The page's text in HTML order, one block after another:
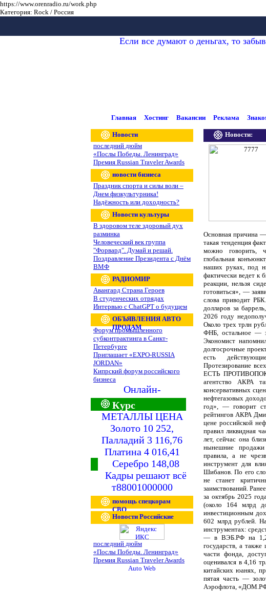
https://www.orenradio.ru/work.php
Категория: Rock / Россия
Если все думают о деньгах, то
Главная Хостинг Вакансии Реклама
Новости
последний дюйм
«Послы Победы. Ленинград»
Премия Russian Traveler Awards
новости бизнеса
Праздник спорта и силы воли –
Днем физкультурника!
Надёжность или доходность?
Новости культуры
В здоровом теле здоровый дух
разминка
Человеческий век группа
"Форвард". Думай и решай.
Поздравление Президента с Днём
ВМФ
РАДИОМИР
Авангард Страна Героев
В студенческих отрядах
Интервью с ChatGPT о будущем
ОБЪЯВЛЕНИЯ АВТО
ПРОДАМ
Форум промышленного
субконтрактинга в Санкт-
Петербурге
Приглашает «EXPO-RUSSIA
JORDAN»
Кипрский форум российского
бизнеса
Онлайн-
Курс
МЕТАЛЛЫ ЦЕНА
Золото 10 252,
Палладий 3 116,76
Платина 4 016,41
Серебро 148,08
Кадры решают всё
т88001000000
помощь спецкорам
СВО
Новости Российские
последний дюйм
«Послы Победы. Ленинград»
Премия Russian Traveler Awards
Новости:
Основная причина —
такая тенденция
можно говорить,
глобальная
наших руках, под
фактически ведет к
реакции, нельзя
готовиться», —
слова приводит
долларов за
2026 году
Около трех трлн
ФНБ, остальное —
Экономист
долгосрочные
есть
Протезирование
ЕСТЬ
агентство АКРА
консервативных
нефтегазовых
год», — говорит
рейтингов АКРА
цене российской
правил ликвидная
лет, сейчас она
нынешние
правила, а не
инструмент для
Шибанов. По его
не станет
заимствований.
за октябрь 2025
(около 164 млрд
инвестиционным
602 млрд рублей.
инструментах:
— в ВЭБ.РФ на 1,29
государств, а
части фонда,
оценивался в 4,16
китайских юанях,
пятая часть —
Аэрофлота,